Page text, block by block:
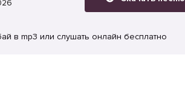
в mp3 или слушать онлайн бесплатно